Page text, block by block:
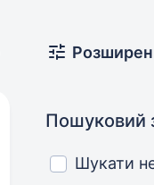
Пошуковий
Шукати